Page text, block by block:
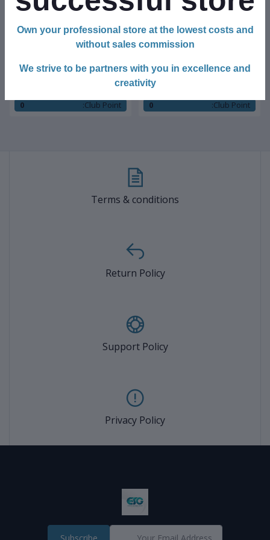
BUFFER® Bisiklete Takılan Su
ve Yağmur Gerirmez Telefon
Kılıfı Universal
Club Point:
0
BUFFER® 6 Parça Araba
Motosiklet Otomobil Bisiklet
Lastik Tamir Kiti Araç Bakım
Seti
Club Point:
0
Terms & conditions
Return Policy
Support Policy
Privacy Policy
Subscribe
Own your professional store at the lowest costs and
without sales commission
We strive to be partners with you in excellence and
creativity